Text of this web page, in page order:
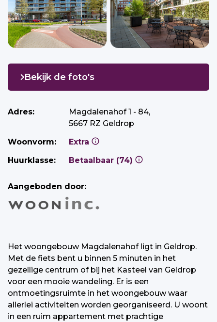
Adres:
Magdalenahof 1 - 84,
5667 RZ Geldrop
Woonvorm:
Extra
Huurklasse:
Betaalbaar (74)
Aangeboden door:
Bekijk de foto's
Het woongebouw Magdalenahof ligt in Geldrop.
Met de fiets bent u binnen 5 minuten in het
gezellige centrum of bij het Kasteel van Geldrop
voor een mooie wandeling. Er is een
ontmoetingsruimte in het woongebouw waar
allerlei activiteiten worden georganiseerd. U woont
in een ruim appartement met prachtige